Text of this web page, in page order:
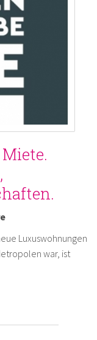
Luxuswohnungen
war, ist